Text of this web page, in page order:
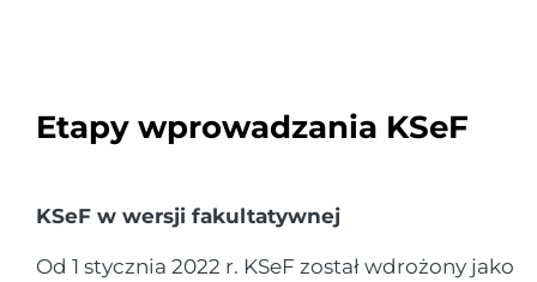
Etapy wprowadzania KSeF
KSeF w wersji fakultatywnej
Od 1 stycznia 2022 r. KSeF został wdrożony jako